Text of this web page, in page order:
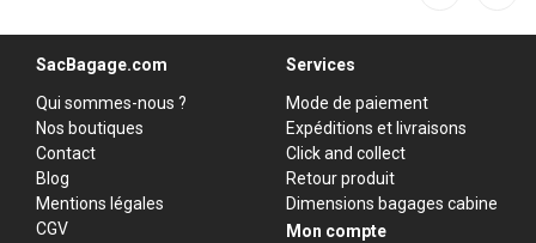
SacBagage.com
Qui sommes-nous ?
Nos boutiques
Contact
Blog
Mentions légales
CGV
Services
Mode de paiement
Expéditions et livraisons
Click and collect
Retour produit
Dimensions bagages cabine
Mon compte